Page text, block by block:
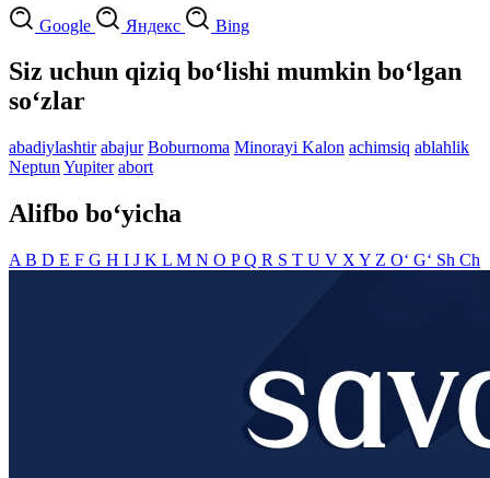
Google Яндекс Bing
Siz uchun qiziq bo‘lishi mumkin bo‘lgan
so‘zlar
abadiylashtir abajur Boburnoma Minorayi Kalon achimsiq ablahlik
Neptun Yupiter abort
Alifbo bo‘yicha
A B D E F G H I J K L M N O PQ R S T U V X Y Z O‘ G‘ Sh Ch